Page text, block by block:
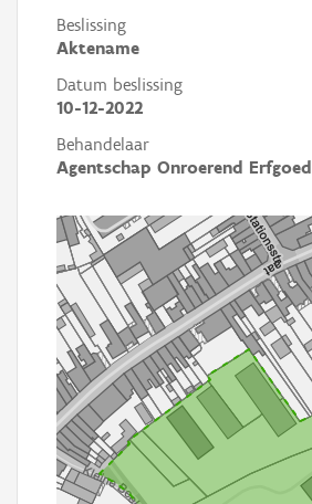
Beslissing
Aktename
Datum beslissing
10-12-2022
Behandelaar
Agentschap Onroerend Erfgoed